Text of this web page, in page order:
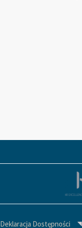
Deklaracja Dostępności